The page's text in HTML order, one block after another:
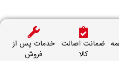
ضمانت اصالت
کالا
خدمات پس از
فروش